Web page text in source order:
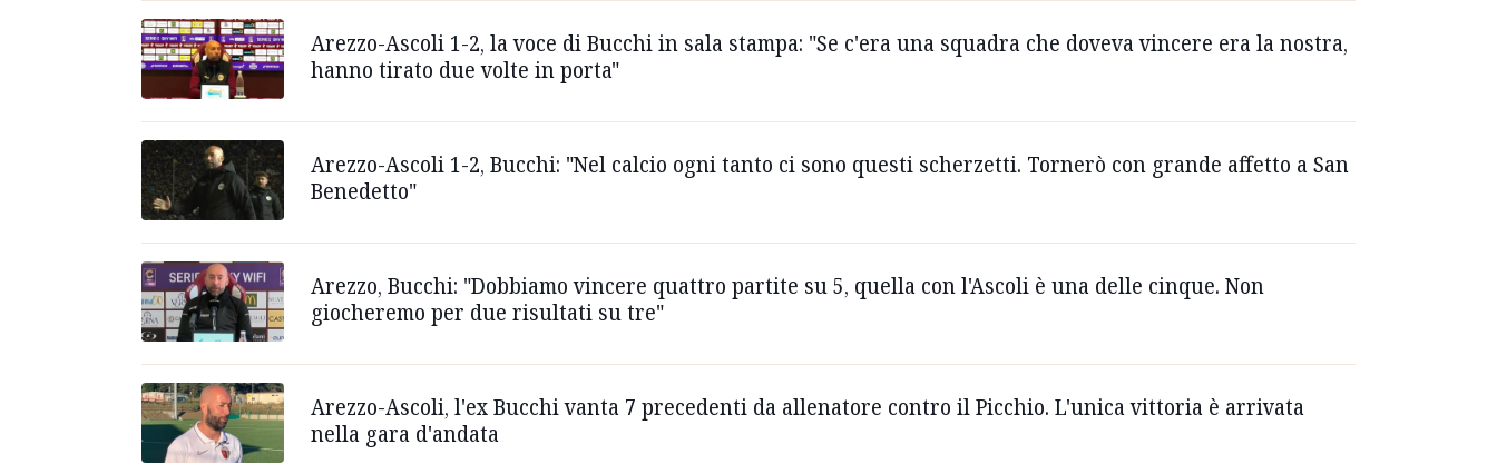
Arezzo-Ascoli 1-2, la voce di Bucchi in sala stampa: "Se c'era una squadra che doveva vincere era la nostra,
hanno tirato due volte in porta"
Arezzo-Ascoli 1-2, Bucchi: "Nel calcio ogni tanto ci sono questi scherzetti. Tornerò con grande affetto a San
Benedetto"
Arezzo, Bucchi: "Dobbiamo vincere quattro partite su 5, quella con l'Ascoli è una delle cinque. Non
giocheremo per due risultati su tre"
Arezzo-Ascoli, l'ex Bucchi vanta 7 precedenti da allenatore contro il Picchio. L'unica vittoria è arrivata
nella gara d'andata